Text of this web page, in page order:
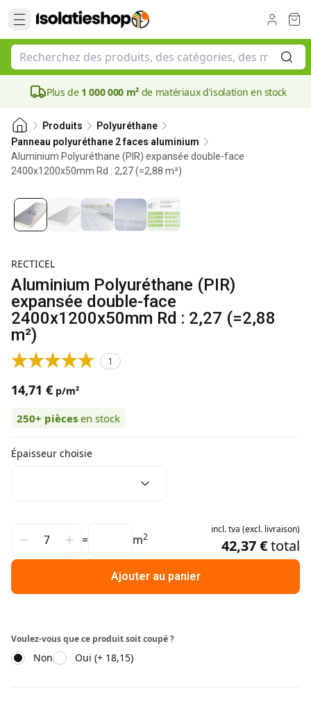
Plus de 1 000 000 m²de matériaux d'isolation en stock
Produits
Polyuréthane
Panneau polyuréthane 2 faces aluminium
Aluminium Polyuréthane (PIR) expansée double-face
2400x1200x50mm Rd : 2,27 (=2,88 m²)
RECTICEL
Aluminium Polyuréthane (PIR)
expansée double-face
2400x1200x50mm Rd : 2,27 (=2,88
m²)
1
14,71 € p/m²
250+ pièces en stock
Épaisseur choisie
= m2
incl.tva (excl. livraison)
42,37 €total
Ajouter au panier
Voulez-vous que ce produit soit coupé ?
Non Oui (+ 18,15)